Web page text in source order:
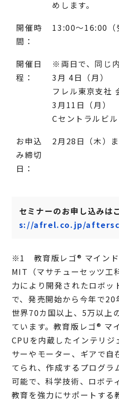
めします。
開催時
間：
13:00～16:00（
開催日
程：
※両日で、同じ
3月 4日（月）
フレル東京支社
3月11日（月
Cセントラルビル
お申込
み締切
日：
2月28日（木）
セミナーのお申し込み
s://afrel.co.jp/
※1 教育版レゴ® マインド
MIT（マサチューセッツ工
力により開発されたロボッ
で、発売開始から今年で
世界70カ国以上、5万以上
ています。教育版レゴ® マ
CPUを内蔵したインテリジ
サーやモーター、ギアで自
てられ、作成するプログラ
可能で、科学技術、ロボテ
教育を強力にサポートする